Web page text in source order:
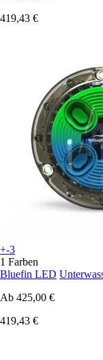
419,43 €
+-3
1 Farben
Bluefin LED
Ab 425,00 €
419,43 €